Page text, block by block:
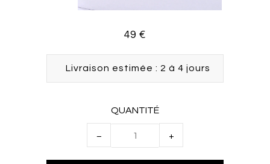
49 €
Livraison estimée : 2 à 4 jours
QUANTITÉ
− +